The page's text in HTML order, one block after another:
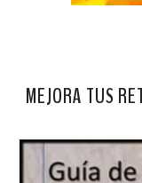
MEJORA TUS